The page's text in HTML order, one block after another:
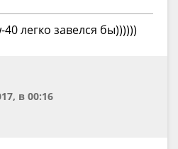
легко завелся бы))))))
в 00:16